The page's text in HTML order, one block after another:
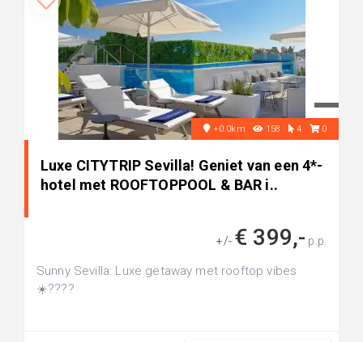
+0.0km 158 4 0
Luxe CITYTRIP Sevilla! Geniet van een 4*-
hotel met ROOFTOPPOOL & BAR i..
+/- € 399,- p.p.
Sunny Sevilla: Luxe getaway met rooftop vibes
☀️????